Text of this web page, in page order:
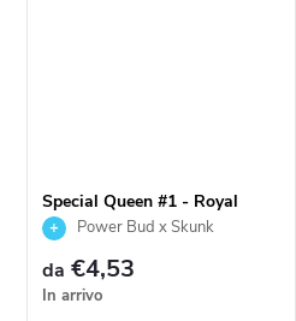
Special Queen #1 - Royal
Queen Seeds
Power Bud x Skunk
da €4,53
In arrivo